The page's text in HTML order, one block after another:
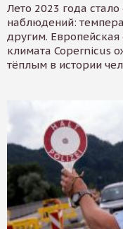
Лето 2023 года
наблюдений:
другим.
климата Copernicus
тёплым в истории